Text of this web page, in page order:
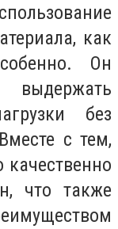
как
Он
без
с тем,
качественно
что также